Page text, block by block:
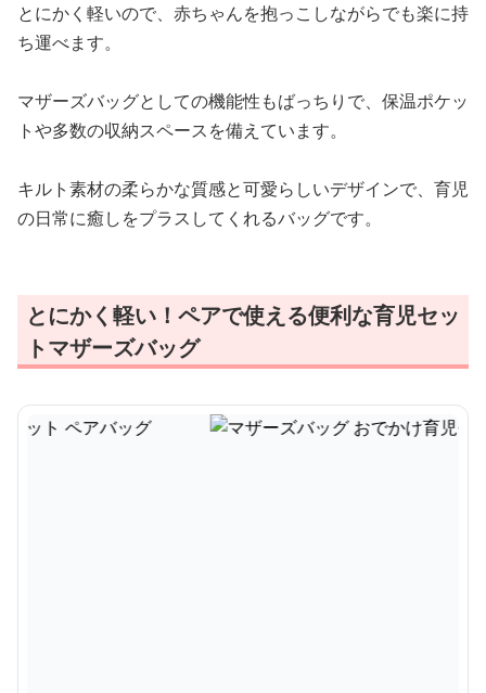
とにかく軽いので、赤ちゃんを抱っこしながらでも楽に持
ち運べます。
マザーズバッグとしての機能性もばっちりで、保温ポケッ
トや多数の収納スペースを備えています。
キルト素材の柔らかな質感と可愛らしいデザインで、育児
の日常に癒しをプラスしてくれるバッグです。
とにかく軽い！ペアで使える便利な育児セッ
トマザーズバッグ